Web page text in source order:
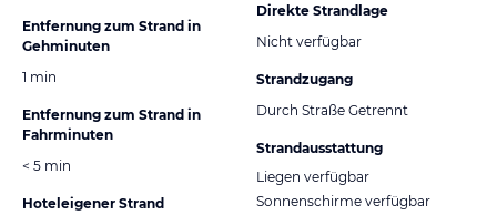
Entfernung zum Strand in
Gehminuten
1 min
Entfernung zum Strand in
Fahrminuten
< 5 min
Hoteleigener Strand
Direkte Strandlage
Nicht verfügbar
Strandzugang
Durch Straße Getrennt
Strandausstattung
Liegen verfügbar
Sonnenschirme verfügbar